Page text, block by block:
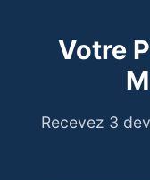
Votre
Recevez 3